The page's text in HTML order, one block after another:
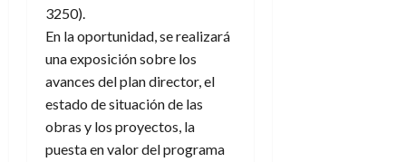
3250).
En la oportunidad, se realizará
una exposición sobre los
avances del plan director, el
estado de situación de las
obras y los proyectos, la
puesta en valor del programa